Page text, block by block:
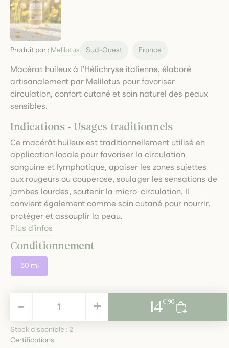
Produit par : Melilotus Sud-Ouest France
Macérat huileux à l’Hélichryse italienne, élaboré
artisanalement par Melilotus pour favoriser
circulation, confort cutané et soin naturel des peaux
sensibles.
Indications - Usages traditionnels
Ce macérât huileux est traditionnellement utilisé en
application locale pour favoriser la circulation
sanguine et lymphatique, apaiser les zones sujettes
aux rougeurs ou couperose, soulager les sensations de
jambes lourdes, soutenir la micro-circulation. Il
convient également comme soin cutané pour nourrir,
protéger et assouplir la peau.
Plus d'infos
Conditionnement
50 ml
14,90 € TTC+
- 14€ 90
Stock disponible : 2
Certifications